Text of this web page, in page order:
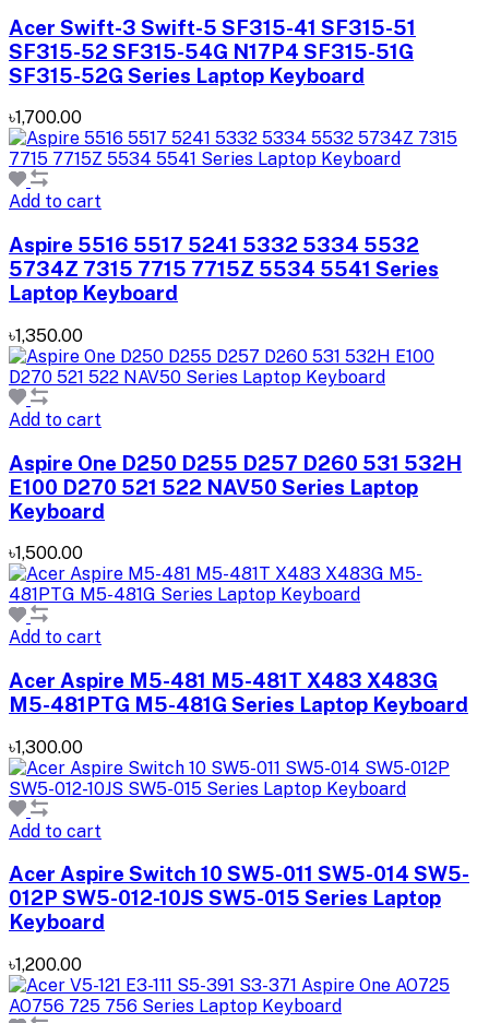
Acer Swift-3 Swift-5 SF315-41 SF315-51
SF315-52 SF315-54G N17P4 SF315-51G
SF315-52G Series Laptop Keyboard
৳1,700.00
Add to cart
Aspire 5516 5517 5241 5332 5334 5532
5734Z 7315 7715 7715Z 5534 5541 Series
Laptop Keyboard
৳1,350.00
Add to cart
Aspire One D250 D255 D257 D260 531 532H
E100 D270 521 522 NAV50 Series Laptop
Keyboard
৳1,500.00
Add to cart
Acer Aspire M5-481 M5-481T X483 X483G
M5-481PTG M5-481G Series Laptop Keyboard
৳1,300.00
Add to cart
Acer Aspire Switch 10 SW5-011 SW5-014 SW5-
012P SW5-012-10JS SW5-015 Series Laptop
Keyboard
৳1,200.00